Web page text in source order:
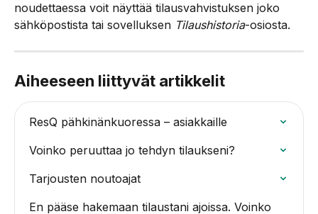
noudettaessa voit näyttää tilausvahvistuksen joko
sähköpostista tai sovelluksen Tilaushistoria-osiosta.
Aiheeseen liittyvät artikkelit
ResQ pähkinänkuoressa – asiakkaille
Voinko peruuttaa jo tehdyn tilaukseni?
Tarjousten noutoajat
En pääse hakemaan tilaustani ajoissa. Voinko